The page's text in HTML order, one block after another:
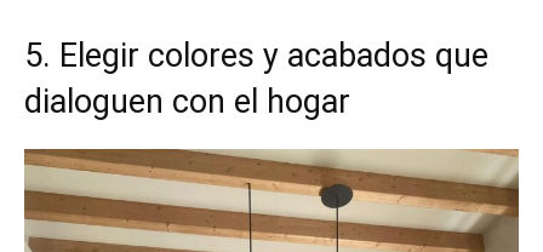
5. Elegir colores y acabados que
dialoguen con el hogar